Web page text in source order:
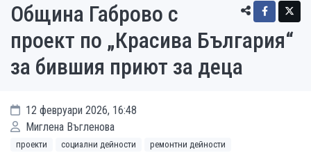
Община Габрово с
проект по „Красива България“
за бившия приют за деца
12 февруари 2026, 16:48
Миглена Въгленова
проекти социални дейности ремонтни дейности